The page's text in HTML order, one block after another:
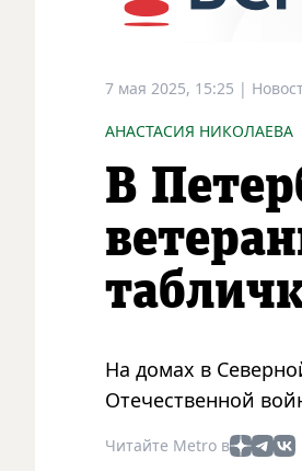
7 мая 2025, 15:25 |
АНАСТАСИЯ НИКОЛАЕВА
В
На домах в
Отечественной
Читайте Metro в